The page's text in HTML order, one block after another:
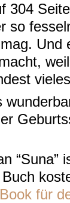
304
so
Und
“Suna”
für